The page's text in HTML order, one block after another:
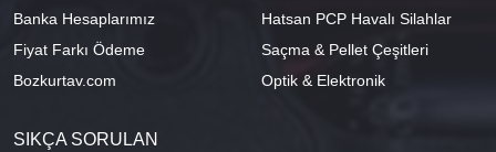
Banka Hesaplarımız
Fiyat Farkı Ödeme
Bozkurtav.com
Hatsan PCP Havalı Silahlar
Saçma & Pellet Çeşitleri
Optik & Elektronik
SIKÇA SORULAN